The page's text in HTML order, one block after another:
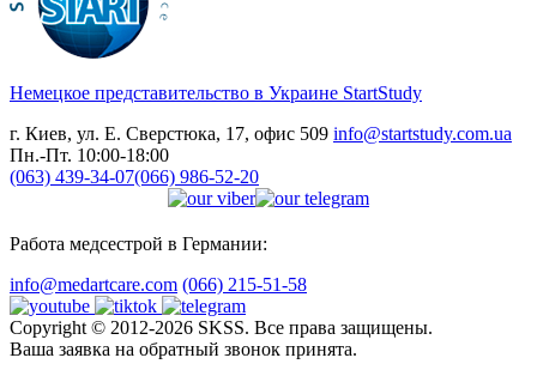
Немецкое представительство в Украине StartStudy
г. Киев, ул. Е. Сверстюка, 17, офис 509 info@startstudy.com.ua
Пн.-Пт. 10:00-18:00
(063) 439-34-07(066) 986-52-20
Работа медсестрой в Германии:
info@medartcare.com (066) 215-51-58
Copyright © 2012-2026 SKSS. Все права защищены.
Ваша заявка на обратный звонок принята.